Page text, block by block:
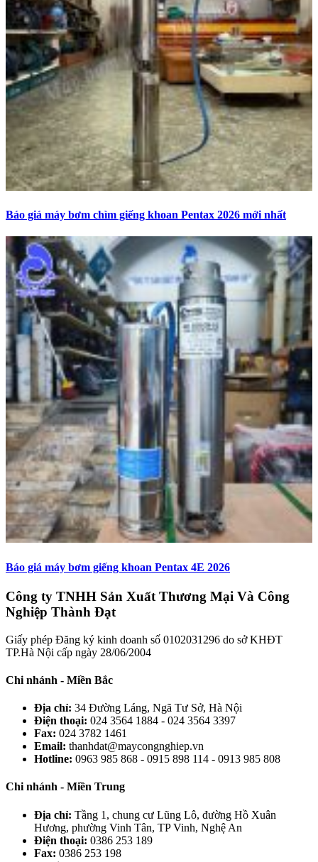
Báo giá máy bơm chìm giếng khoan Pentax 2026 mới nhất
Báo giá máy bơm giếng khoan Pentax 4E 2026
Công ty TNHH Sản Xuất Thương Mại Và Công
Nghiệp Thành Đạt
Giấy phép Đăng ký kinh doanh số 0102031296 do sở KHĐT
TP.Hà Nội cấp ngày 28/06/2004
Chi nhánh - Miền Bắc
Địa chỉ: 34 Đường Láng, Ngã Tư Sở, Hà Nội
Điện thoại: 024 3564 1884 - 024 3564 3397
Fax: 024 3782 1461
Email: thanhdat@maycongnghiep.vn
Hotline: 0963 985 868 - 0915 898 114 - 0913 985 808
Chi nhánh - Miền Trung
Địa chỉ: Tầng 1, chung cư Lũng Lô, đường Hồ Xuân
Hương, phường Vinh Tân, TP Vinh, Nghệ An
Điện thoại: 0386 253 189
Fax: 0386 253 198